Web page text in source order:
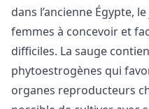
dans l’ancienne Égypte,
femmes à concevoir et
difficiles. La sauge
phytoestrogènes qui
organes reproducteurs